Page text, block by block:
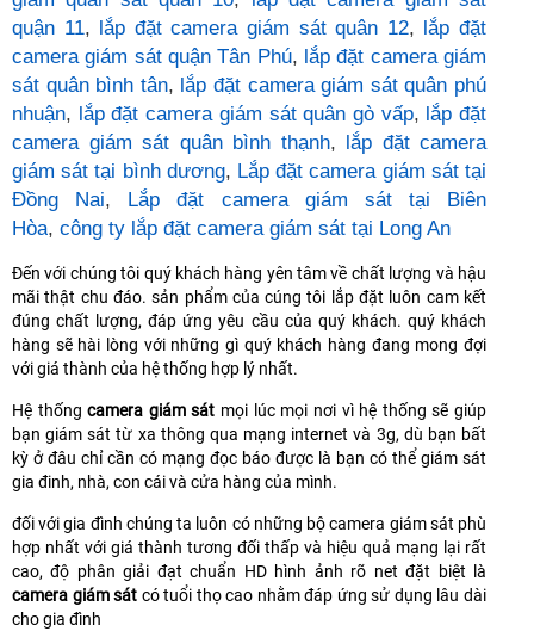
quận 11, lắp đặt camera giám sát quân 12,
lắp đặt
camera giám sát quận Tân Phú, lắp đặt camera giám
sát quân bình tân, lắp đặt camera giám sát quân phú
nhuận, lắp đặt camera giám sát quân gò vấp, lắp đặt
camera giám sát quân bình thạnh,
lắp đặt camera
giám sát tại bình dương, Lắp đặt camera giám sát tại
Đồng Nai,
Lắp đặt camera giám sát tại Biên
Hòa, công ty lắp đặt camera giám sát tại Long An
Đến với chúng tôi quý khách hàng yên tâm về chất lượng và hậu
mãi thật chu đáo. sản phẩm của cúng tôi lắp đặt luôn cam kết
đúng chất lượng, đáp ứng yêu cầu của quý khách. quý khách
hàng sẽ hài lòng với những gì quý khách hàng đang mong đợi
với giá thành của hệ thống hợp lý nhất.
Hệ thốngcamera giám sát mọi lúc mọi nơi vì hệ thống sẽ giúp
bạn giám sát từ xa thông qua mạng internet và 3g, dù bạn bất
kỳ ở đâu chỉ cần có mạng đọc báo được là bạn có thể giám sát
gia đinh, nhà, con cái và cửa hàng của mình.
đối với gia đình chúng ta luôn có những bộ camera giám sát phù
hợp nhất với giá thành tương đối thấp và hiệu quả mạng lại rất
cao, độ phân giải đạt chuẩn HD hình ảnh rõ net đặt biệt là
camera giám sát có tuổi thọ cao nhằm đáp ứng sử dụng lâu dài
cho gia đình